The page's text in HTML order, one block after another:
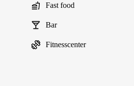
Fast food
Bar
Fitnesscenter